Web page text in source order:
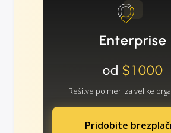
Enterprise
od $1000
Rešitve po meri za velike
Pridobite